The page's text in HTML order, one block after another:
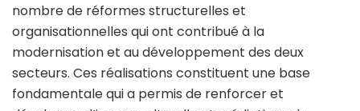
nombre de réformes structurelles et
organisationnelles qui ont contribué à la
modernisation et au développement des deux
secteurs. Ces réalisations constituent une base
fondamentale qui a permis de renforcer et